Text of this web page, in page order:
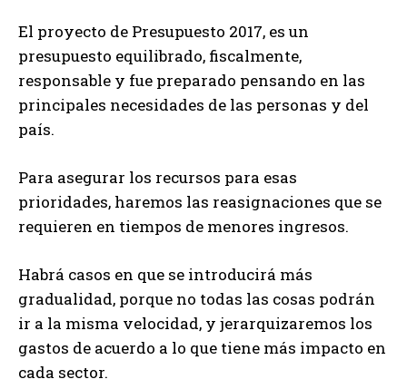
El proyecto de Presupuesto 2017, es un
presupuesto equilibrado, fiscalmente,
responsable y fue preparado pensando en las
principales necesidades de las personas y del
país.
Para asegurar los recursos para esas
prioridades, haremos las reasignaciones que se
requieren en tiempos de menores ingresos.
Habrá casos en que se introducirá más
gradualidad, porque no todas las cosas podrán
ir a la misma velocidad, y jerarquizaremos los
gastos de acuerdo a lo que tiene más impacto en
cada sector.